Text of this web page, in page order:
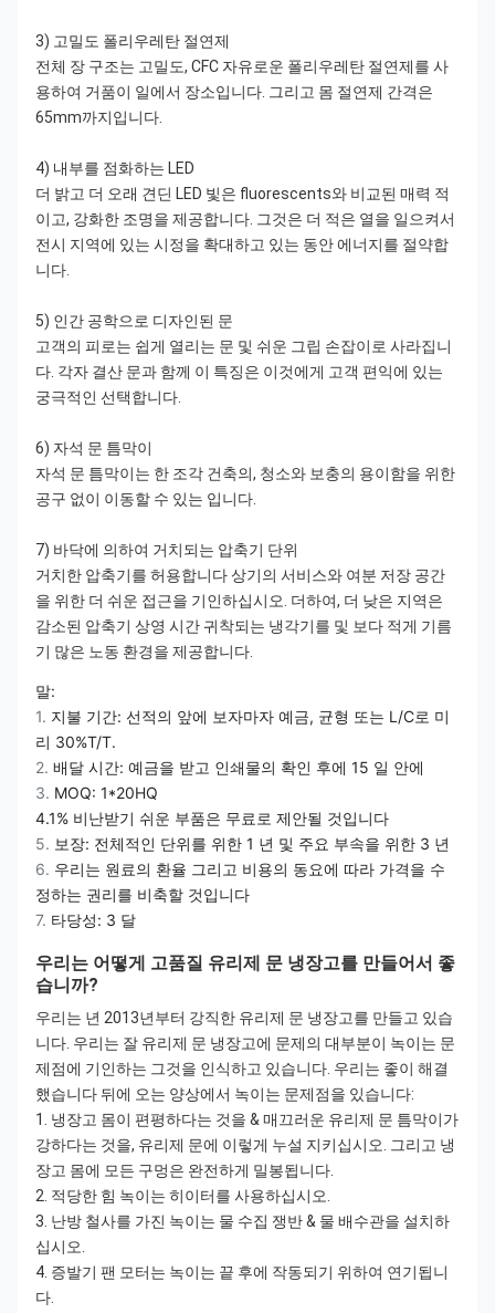
3) 고밀도 폴리우레탄 절연제
전체 장 구조는 고밀도, CFC 자유로운 폴리우레탄 절연제를 사
용하여 거품이 일에서 장소입니다. 그리고 몸 절연제 간격은
65mm까지입니다.
4) 내부를 점화하는 LED
더 밝고 더 오래 견딘 LED 빛은 fluorescents와 비교된 매력 적
이고, 강화한 조명을 제공합니다. 그것은 더 적은 열을 일으켜서
전시 지역에 있는 시정을 확대하고 있는 동안 에너지를 절약합
니다.
5) 인간 공학으로 디자인된 문
고객의 피로는 쉽게 열리는 문 및 쉬운 그립 손잡이로 사라집니
다. 각자 결산 문과 함께 이 특징은 이것에게 고객 편익에 있는
궁극적인 선택합니다.
6) 자석 문 틈막이
자석 문 틈막이는 한 조각 건축의, 청소와 보충의 용이함을 위한
공구 없이 이동할 수 있는 입니다.
7) 바닥에 의하여 거치되는 압축기 단위
거치한 압축기를 허용합니다 상기의 서비스와 여분 저장 공간
을 위한 더 쉬운 접근을 기인하십시오. 더하여, 더 낮은 지역은
감소된 압축기 상영 시간 귀착되는 냉각기를 및 보다 적게 기름
기 많은 노동 환경을 제공합니다.
말:
1. 지불 기간: 선적의 앞에 보자마자 예금, 균형 또는 L/C로 미
리 30%T/T.
2. 배달 시간: 예금을 받고 인쇄물의 확인 후에 15 일 안에
3. MOQ: 1*20HQ
4.1% 비난받기 쉬운 부품은 무료로 제안될 것입니다
5. 보장: 전체적인 단위를 위한 1 년 및 주요 부속을 위한 3 년
6. 우리는 원료의 환율 그리고 비용의 동요에 따라 가격을 수
정하는 권리를 비축할 것입니다
7. 타당성: 3 달
우리는 어떻게 고품질 유리제 문 냉장고를 만들어서 좋
습니까?
우리는 년 2013년부터 강직한 유리제 문 냉장고를 만들고 있습
니다. 우리는 잘 유리제 문 냉장고에 문제의 대부분이 녹이는 문
제점에 기인하는 그것을 인식하고 있습니다. 우리는 좋이 해결
했습니다 뒤에 오는 양상에서 녹이는 문제점을 있습니다:
1. 냉장고 몸이 편평하다는 것을 & 매끄러운 유리제 문 틈막이가
강하다는 것을, 유리제 문에 이렇게 누설 지키십시오. 그리고 냉
장고 몸에 모든 구멍은 완전하게 밀봉됩니다.
2. 적당한 힘 녹이는 히이터를 사용하십시오.
3. 난방 철사를 가진 녹이는 물 수집 쟁반 & 물 배수관을 설치하
십시오.
4. 증발기 팬 모터는 녹이는 끝 후에 작동되기 위하여 연기됩니
다.